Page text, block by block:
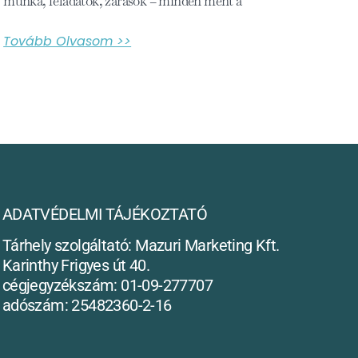
Tovább Olvasom >>
ADATVÉDELMI TÁJÉKOZTATÓ
Tárhely szolgáltató: Mazuri Marketing Kft.
Karinthy Frigyes út 40.
cégjegyzékszám: 01-09-277707
adószám: 25482360-2-16